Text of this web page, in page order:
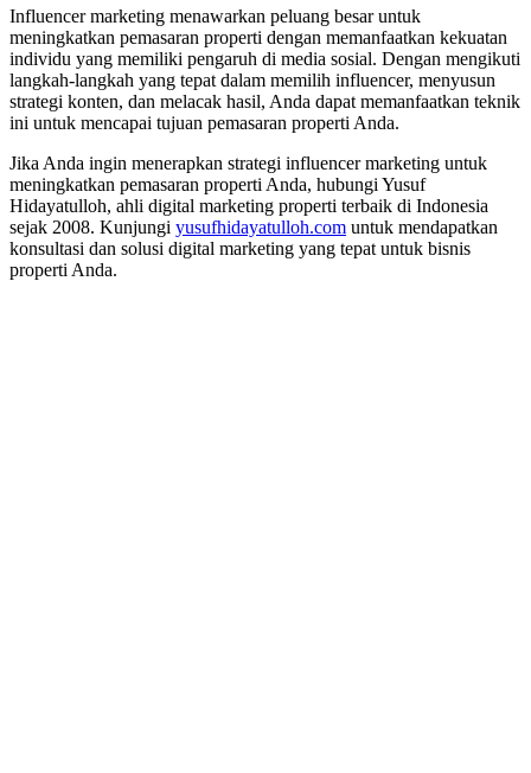
Influencer marketing menawarkan peluang besar untuk
meningkatkan pemasaran properti dengan memanfaatkan kekuatan
individu yang memiliki pengaruh di media sosial. Dengan mengikuti
langkah-langkah yang tepat dalam memilih influencer, menyusun
strategi konten, dan melacak hasil, Anda dapat memanfaatkan teknik
ini untuk mencapai tujuan pemasaran properti Anda.
Jika Anda ingin menerapkan strategi influencer marketing untuk
meningkatkan pemasaran properti Anda, hubungi Yusuf
Hidayatulloh, ahli digital marketing properti terbaik di Indonesia
sejak 2008. Kunjungi yusufhidayatulloh.com untuk mendapatkan
konsultasi dan solusi digital marketing yang tepat untuk bisnis
properti Anda.